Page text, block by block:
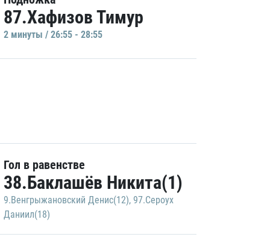
87.Хафизов Тимур
2 минуты / 26:55 - 28:55
Гол в равенстве
38.Баклашёв Никита(1)
9.Венгрыжановский Денис(12), 97.Сероух
Даниил(18)